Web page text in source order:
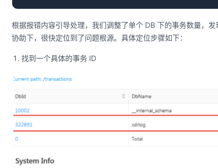
根据报错内容引导处理，我们调整了单个 DB 下的事务数量，
协助下，很快定位到了问题根源。具体定位步骤如下：
找到一个具体的事务 ID